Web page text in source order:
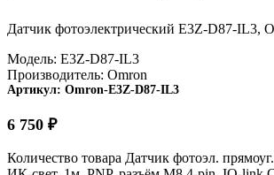
Датчик фотоэлектрический E3Z-D87-IL3,
Модель: E3Z-D87-IL3
Производитель: Omron
Артикул: Omron-E3Z-D87-IL3
6 750 ₽
Количество товара Датчик фотоэл.